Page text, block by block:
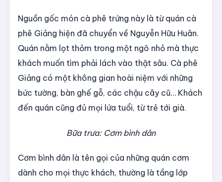
Nguồn gốc món cà phê trứng này là từ quán cà
phê Giảng hiện đã chuyển về Nguyễn Hữu Huân.
Quán nằm lọt thỏm trong một ngõ nhỏ mà thực
khách muốn tìm phải lách vào thật sâu. Cà phê
Giảng có một không gian hoài niệm với những
bức tường, bàn ghế gỗ, các chậu cây cũ… Khách
đến quán cũng đủ mọi lứa tuổi, từ trẻ tới già.
Bữa trưa: Cơm bình dân
Cơm bình dân là tên gọi của những quán cơm
dành cho mọi thực khách, thường là tầng lớp